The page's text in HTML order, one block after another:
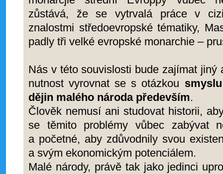
zůstává, že se vytrvalá práce v
znalostmi středoevropské tématiky,
padly tři velké evropské monarchie –
Nás v této souvislosti bude zajímat jiný
nutnost vyrovnat se s otázkou
dějin malého národa především.
Člověk nemusí ani studovat historii,
se těmito problémy vůbec zabývat
a početné, aby zdůvodnily svou
a svým ekonomickým potenciálem.
Malé národy, právě tak jako jedinci